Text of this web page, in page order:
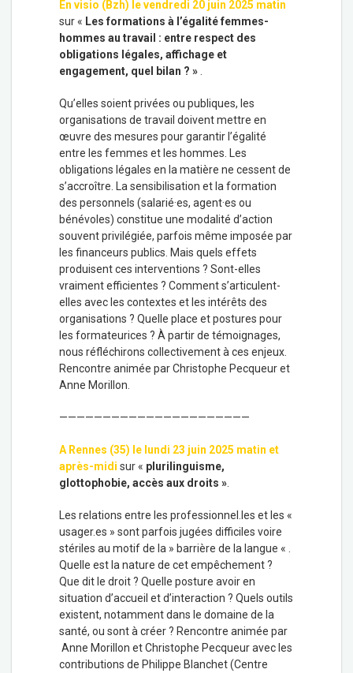
En visio (Bzh) le vendredi 20 juin 2025 matin
sur « Les formations à l’égalité femmes-
hommes au travail : entre respect des
obligations légales, affichage et
engagement, quel bilan ? »
Qu’elles soient privées ou publiques, les
organisations de travail doivent mettre en
œuvre des mesures pour garantir l’égalité
entre les femmes et les hommes. Les
obligations légales en la matière ne cessent de
s’accroître. La sensibilisation et la formation
des personnels (salarié·es, agent·es ou
bénévoles) constitue une modalité d’action
souvent privilégiée, parfois même imposée par
les financeurs publics. Mais quels effets
produisent ces interventions ? Sont-elles
vraiment efficientes ? Comment s’articulent-
elles avec les contextes et les intérêts des
organisations ? Quelle place et postures pour
les formateurices ? À partir de témoignages,
nous réfléchirons collectivement à ces enjeux.
Rencontre animée par Christophe Pecqueur et
Anne Morillon.
——————————————————————
A Rennes (35) le lundi 23 juin 2025 matin et
après-midi sur « plurilinguisme,
glottophobie, accès aux droits »
Les relations entre les professionnel.les et les «
usager.es » sont parfois jugées difficiles voire
stériles au motif de la » barrière de la langue « .
Quelle est la nature de cet empêchement ?
Que dit le droit ? Quelle posture avoir en
situation d’accueil et d’interaction ? Quels outils
existent, notamment dans le domaine de la
santé, ou sont à créer ? Rencontre animée par
Anne Morillon et Christophe Pecqueur avec les
contributions de Philippe Blanchet (Centre